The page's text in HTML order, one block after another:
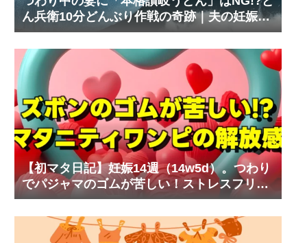
ん兵衛10分どんぶり作戦の奇跡｜夫の妊娠体
験記⑧
【初マタ日記】妊娠14週（14w5d）。つわり
でパジャマのゴムが苦しい！ストレスフリー
なマタニティワンピ